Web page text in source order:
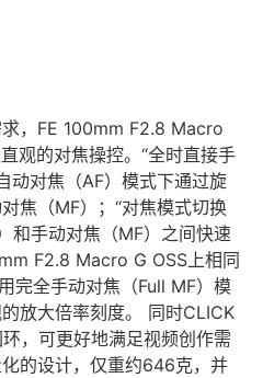
，FE 100mm F2.8 Macro
观的对焦操控。“全时直接手
动对焦（AF）模式下通过旋
焦（MF）；“对焦模式切换
和手动对焦（MF）之间快速
F2.8 Macro G OSS上相同
完全手动对焦（Full MF）模
放大倍率刻度。 同时CLICK
，可更好地满足视频创作需
的设计，仅重约646克，并